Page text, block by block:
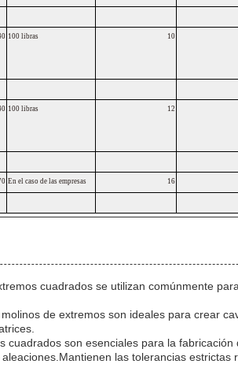
100 libras 10
100 libras 12
En el caso de las empresas 16
cuadrados se utilizan comúnmente
de extremos son ideales para crear
cuadrados son esenciales para la fabricación
las tolerancias estrictas